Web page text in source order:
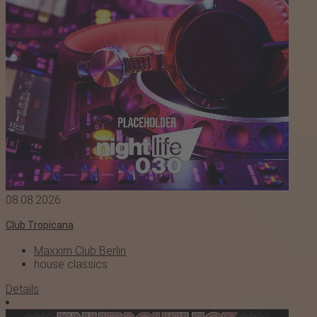
08.08.2026
Club Tropicana
Maxxim Club Berlin
house classics
Details